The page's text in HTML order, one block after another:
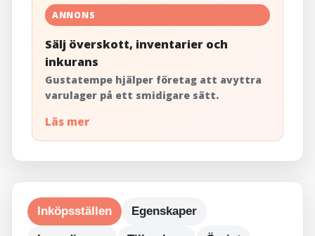
ANNONS
Sälj överskott, inventarier och
inkurans
Gustatempe hjälper företag att avyttra
varulager på ett smidigare sätt.
Läs mer
Inköpsställen Egenskaper